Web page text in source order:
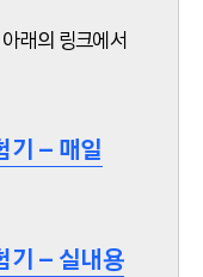
래의 링크에서
기 – 매일
기 – 실내용